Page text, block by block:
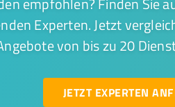
Experten. Jetzt
von bis zu 20
JETZT EXPERTEN